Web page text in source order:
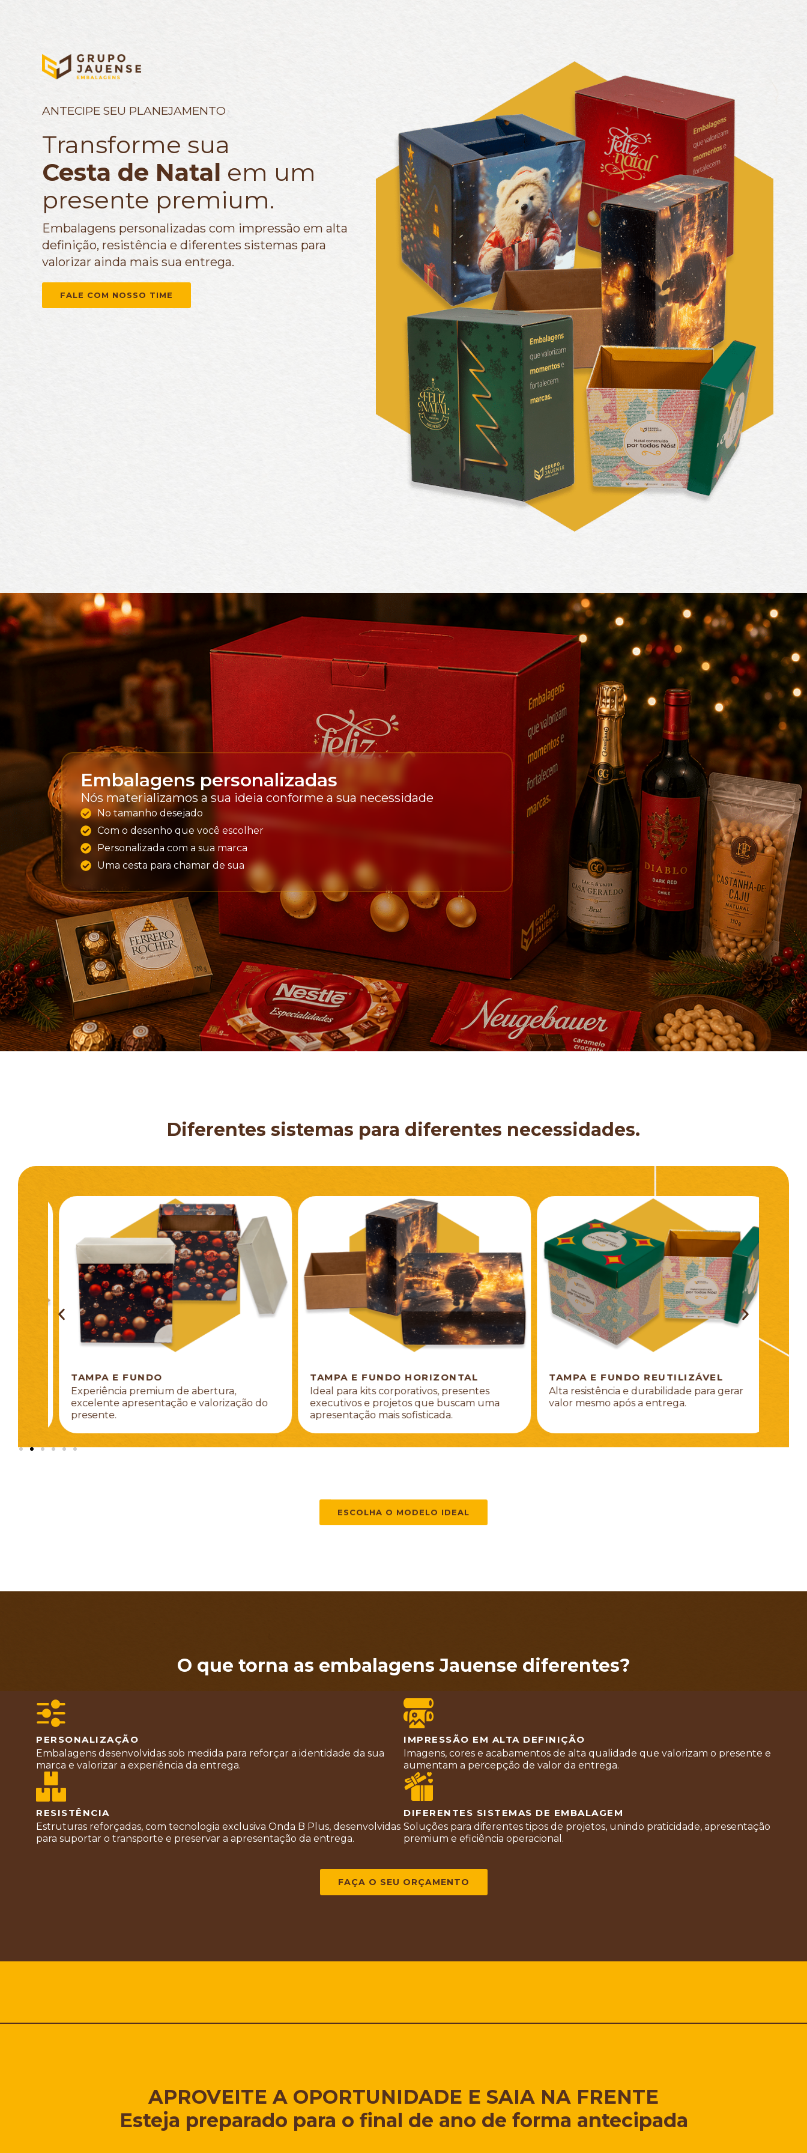
ANTECIPE SEU PLANEJAMENTO
Transforme sua
Cesta de Natal em um
presente premium.
Embalagens personalizadas com impressão em alta
definição, resistência e diferentes sistemas para
valorizar ainda mais sua entrega.
FALE COM NOSSO TIME
Embalagens personalizadas
Nós materializamos a sua ideia conforme a sua necessidade
No tamanho desejado
Com o desenho que você escolher
Personalizada com a sua marca
Uma cesta para chamar de sua
Diferentes sistemas para diferentes necessidades.
TAMPA E FUNDO
Experiência premium de abertura,
excelente apresentação e valorização do
presente.
TAMPA E FUNDO HORIZONTAL
Ideal para kits corporativos, presentes
executivos e projetos que buscam uma
apresentação mais sofisticada.
TAMPA E FUNDO REUTILIZÁVEL
Alta resistência e durabilidade para gerar
valor mesmo após a entrega.
ESCOLHA O MODELO IDEAL
O que torna as embalagens Jauense diferentes?
PERSONALIZAÇÃO
Embalagens desenvolvidas sob medida para reforçar a identidade da sua
marca e valorizar a experiência da entrega.
IMPRESSÃO EM ALTA DEFINIÇÃO
Imagens, cores e acabamentos de alta qualidade que valorizam o presente e
aumentam a percepção de valor da entrega.
RESISTÊNCIA
Estruturas reforçadas, com tecnologia exclusiva Onda B Plus, desenvolvidas
para suportar o transporte e preservar a apresentação da entrega.
DIFERENTES SISTEMAS DE EMBALAGEM
Soluções para diferentes tipos de projetos, unindo praticidade, apresentação
premium e eficiência operacional.
FAÇA O SEU ORÇAMENTO
APROVEITE A OPORTUNIDADE E SAIA NA FRENTE
Esteja preparado para o final de ano de forma antecipada